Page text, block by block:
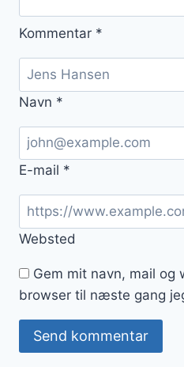
Kommentar *
Navn *
E-mail *
Websted
Gem mit navn, mail og
browser til næste gang